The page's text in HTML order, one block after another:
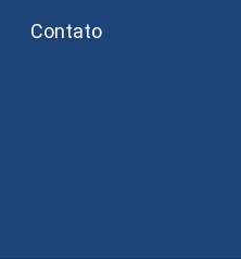
Contato